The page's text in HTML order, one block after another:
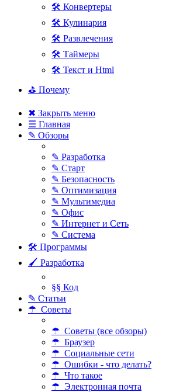
🛠 Конвертеры
🛠 Кулинария
🛠 Развлечения
🛠 Таймеры
🛠 Текст и Html
⛳ Почему
✖ Закрыть меню
☰ Главная
✎ Обзоры
✎ Разработка
✎ Старт
✎ Безопасность
✎ Оптимизация
✎ Мультимедиа
✎ Офис
✎ Интернет и Сеть
✎ Система
🛠 Программы
🖌 Разработка
§§ Код
✎ Статьи
☂ Советы
☂ Советы (все обзоры)
☂ Браузер
☂ Социальные сети
☂ Ошибки - что делать?
☂ Что такое
☂ Электронная почта